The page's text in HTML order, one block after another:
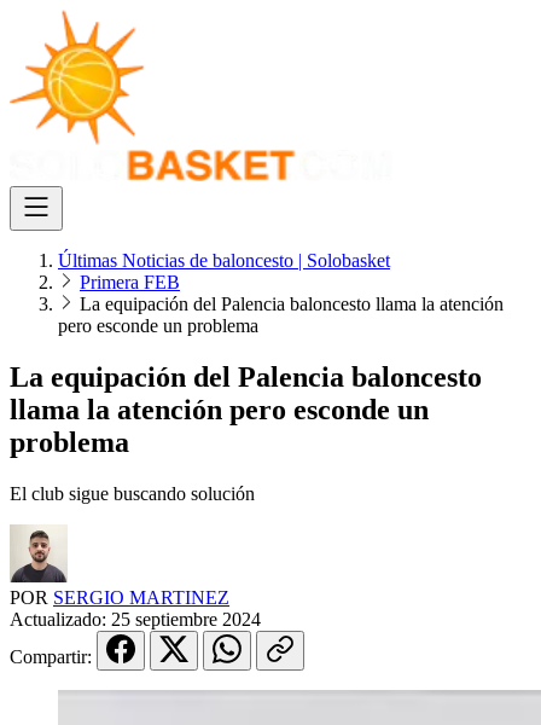
Últimas Noticias de baloncesto | Solobasket
Primera FEB
La equipación del Palencia baloncesto llama la atención
pero esconde un problema
La equipación del Palencia baloncesto
llama la atención pero esconde un
problema
El club sigue buscando solución
POR SERGIO MARTINEZ
Actualizado: 25 septiembre 2024
Compartir: